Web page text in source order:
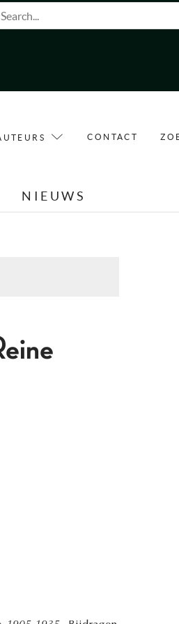
Zoekveld
CONTACT
NIEUWS